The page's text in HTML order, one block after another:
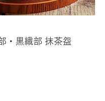
・黒織部 抹茶盌